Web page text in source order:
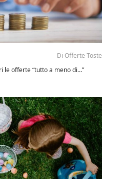
Di Offerte Toste
le offerte “tutto a meno di…”